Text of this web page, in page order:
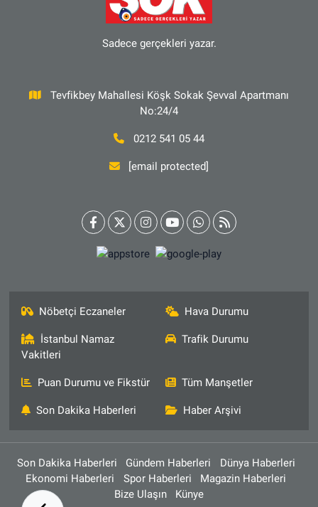
Sadece gerçekleri yazar.
Tevfikbey Mahallesi Köşk Sokak Şevval Apartmanı
No:24/4
0212 541 05 44
[email protected]
Nöbetçi Eczaneler Hava Durumu
İstanbul Namaz
Vakitleri
Trafik Durumu
Puan Durumu ve Fikstür Tüm Manşetler
Son Dakika Haberleri Haber Arşivi
Son Dakika Haberleri Gündem Haberleri
Dünya Haberleri
Ekonomi Haberleri
Spor Haberleri
Magazin Haberleri
Bize Ulaşın
Künye